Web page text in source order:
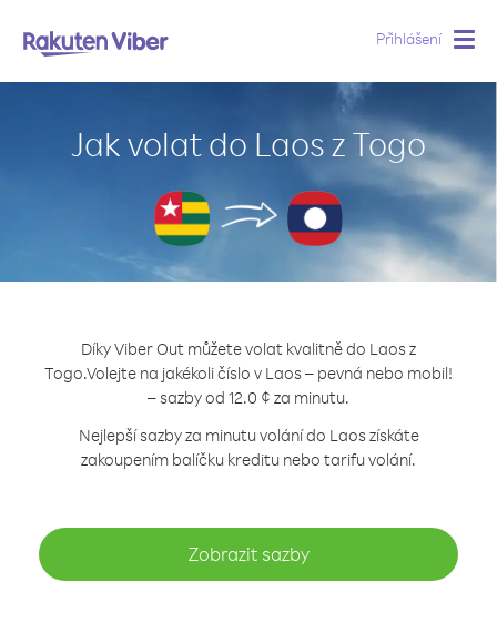
Přihlášení
Jak volat do Laos z Togo
Díky Viber Out můžete volat kvalitně do Laos z
Togo.Volejte na jakékoli číslo v Laos – pevná nebo mobil!
– sazby od 12.0 ¢ za minutu.
Nejlepší sazby za minutu volání do Laos získáte
zakoupením balíčku kreditu nebo tarifu volání.
Zobrazit sazby